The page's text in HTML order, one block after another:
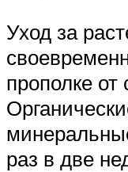
Уход за
прополке от
раз в две